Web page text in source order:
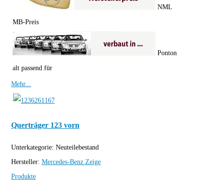
MB-Preis
NML
alt passend für
Ponton
Mehr...
Querträger 123 vorn
Unterkategorie: Neuteilebestand
Hersteller: Mercedes-Benz Zeige
Produkte